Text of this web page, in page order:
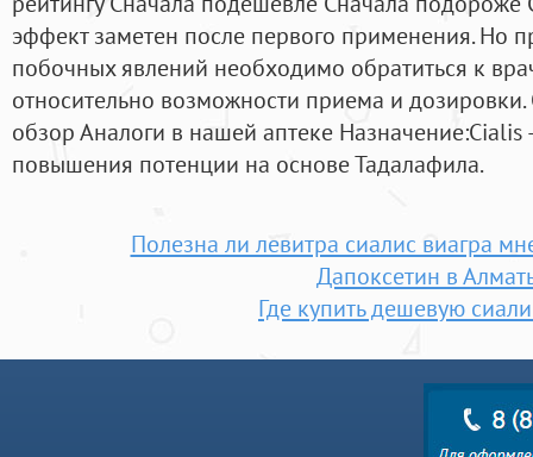
эффект заметен после первого применения. Но
побочных явлений необходимо обратиться к
относительно возможности приема и
обзор Аналоги в нашей аптеке Назначение:Cialis
повышения потенции на основе Тадалафила.
Полезна ли левитра сиалис виагра
Дапоксетин в
Где купить дешевую